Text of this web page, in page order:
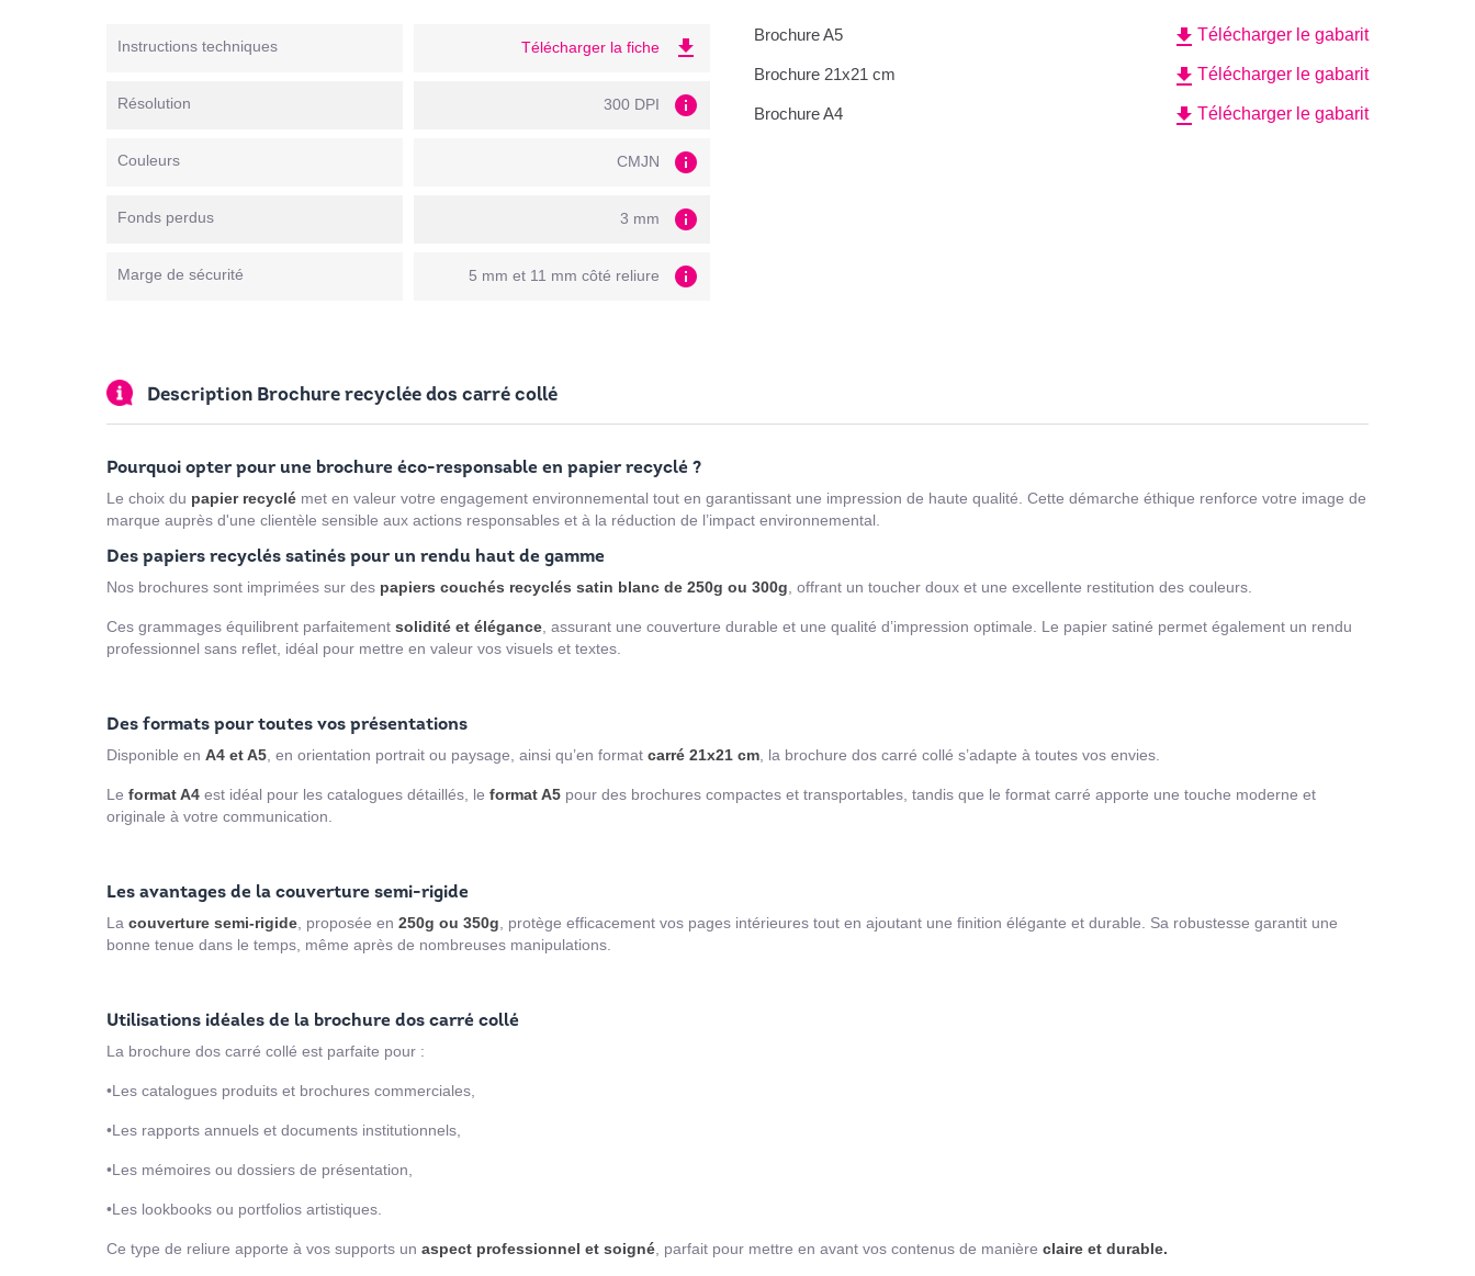
Instructions techniques Télécharger la fiche file_download
Résolution 300 DPI info
Couleurs CMJN info
Fonds perdus 3 mm info
Marge de sécurité 5 mm et 11 mm côté reliure info
Brochure A5 file_download Télécharger le gabarit
Brochure 21x21 cm file_download Télécharger le gabarit
Brochure A4 file_download Télécharger le gabarit
Description Brochure recyclée dos carré collé
Pourquoi opter pour une brochure éco-responsable en papier recyclé ?
Le choix du papier recyclé met en valeur votre engagement environnemental tout en garantissant une impression de haute qualité. Cette démarche éthique renforce votre image de
marque auprès d'une clientèle sensible aux actions responsables et à la réduction de l’impact environnemental.
Des papiers recyclés satinés pour un rendu haut de gamme
Nos brochures sont imprimées sur des papiers couchés recyclés satin blanc de 250g ou 300g , offrant un toucher doux et une excellente restitution des couleurs.
Ces grammages équilibrent parfaitement solidité et élégance , assurant une couverture durable et une qualité d’impression optimale. Le papier satiné permet également un rendu
professionnel sans reflet, idéal pour mettre en valeur vos visuels et textes.
Des formats pour toutes vos présentations
Disponible en A4 et A5 , en orientation portrait ou paysage, ainsi qu’en format carré 21x21 cm , la brochure dos carré collé s’adapte à toutes vos envies.
Le format A4 est idéal pour les catalogues détaillés, le format A5 pour des brochures compactes et transportables, tandis que le format carré apporte une touche moderne et
originale à votre communication.
Les avantages de la couverture semi-rigide
La couverture semi-rigide , proposée en 250g ou 350g , protège efficacement vos pages intérieures tout en ajoutant une finition élégante et durable. Sa robustesse garantit une
bonne tenue dans le temps, même après de nombreuses manipulations.
Utilisations idéales de la brochure dos carré collé
La brochure dos carré collé est parfaite pour :
•Les catalogues produits et brochures commerciales,
•Les rapports annuels et documents institutionnels,
•Les mémoires ou dossiers de présentation,
•Les lookbooks ou portfolios artistiques.
Ce type de reliure apporte à vos supports un aspect professionnel et soigné , parfait pour mettre en avant vos contenus de manière claire et durable.